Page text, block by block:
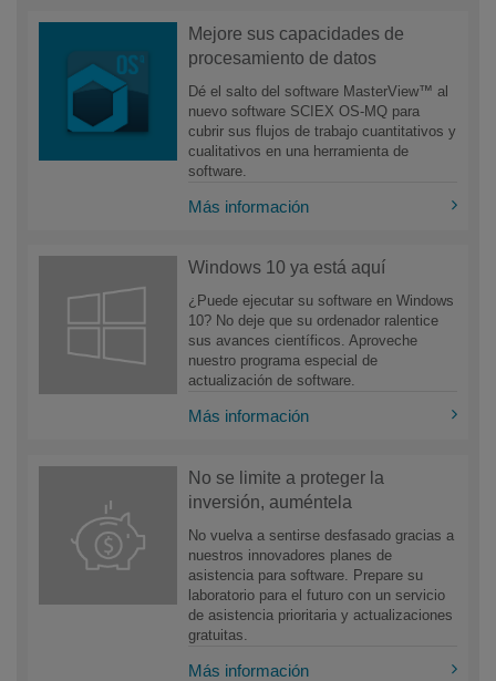
Mejore sus capacidades de
procesamiento de datos
Dé el salto del software MasterView™ al
nuevo software SCIEX OS-MQ para
cubrir sus flujos de trabajo cuantitativos y
cualitativos en una herramienta de
software.
Más información
Windows 10 ya está aquí
¿Puede ejecutar su software en Windows
10? No deje que su ordenador ralentice
sus avances científicos. Aproveche
nuestro programa especial de
actualización de software.
Más información
No se limite a proteger la
inversión, auméntela
No vuelva a sentirse desfasado gracias a
nuestros innovadores planes de
asistencia para software. Prepare su
laboratorio para el futuro con un servicio
de asistencia prioritaria y actualizaciones
gratuitas.
Más información